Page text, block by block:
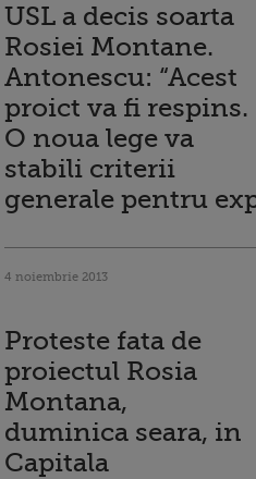
USL a decis soarta
Rosiei Montane.
Antonescu: “Acest
proict va fi respins.
O noua lege va
stabili criterii
generale pentru
4 noiembrie 2013
Proteste fata de
proiectul Rosia
Montana,
duminica seara, in
Capitala